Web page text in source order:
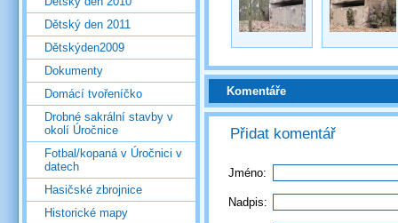
Komentáře
Přidat komentář
Jméno:
Nadpis:
Dětský den 2011
Dětskýden2009
Dokumenty
Domácí tvořeníčko
Drobné sakrální stavby v
okolí Úročnice
Fotbal/kopaná v Úročnici v
datech
Hasičské zbrojnice
Historické mapy